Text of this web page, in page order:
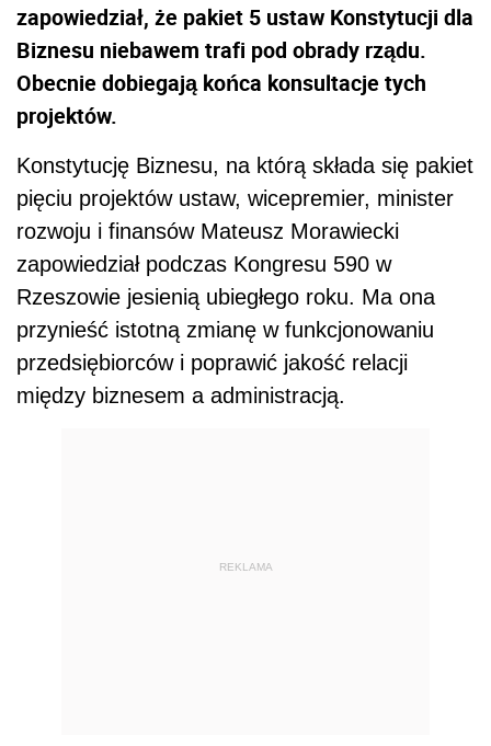
zapowiedział, że pakiet 5 ustaw Konstytucji dla
Biznesu niebawem trafi pod obrady rządu.
Obecnie dobiegają końca konsultacje tych
projektów.
Konstytucję Biznesu, na którą składa się pakiet
pięciu projektów ustaw, wicepremier, minister
rozwoju i finansów Mateusz Morawiecki
zapowiedział podczas Kongresu 590 w
Rzeszowie jesienią ubiegłego roku. Ma ona
przynieść istotną zmianę w funkcjonowaniu
przedsiębiorców i poprawić jakość relacji
między biznesem a administracją.
REKLAMA